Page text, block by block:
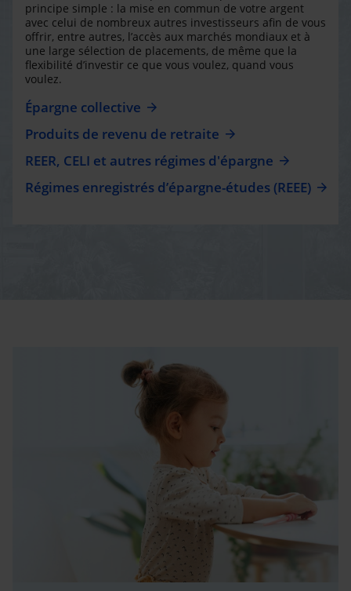
principe simple : la mise en commun de votre argent
avec celui de nombreux autres investisseurs afin de vous
offrir, entre autres, l’accès aux marchés mondiaux et à
une large sélection de placements, de même que la
flexibilité d’investir ce que vous voulez, quand vous
voulez.
Épargne collective
Produits de revenu de retraite
REER, CELI et autres régimes d'épargne
Régimes enregistrés d’épargne-études (REEE)